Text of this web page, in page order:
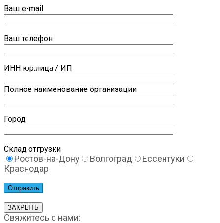
Ваш e-mail
Ваш телефон
ИНН юр.лица / ИП
Полное наименование организации
Город
Склад отгрузки
Ростов-на-Дону Волгоград
Ессентуки
Краснодар
ЗАКРЫТЬ
Свяжитесь с нами: